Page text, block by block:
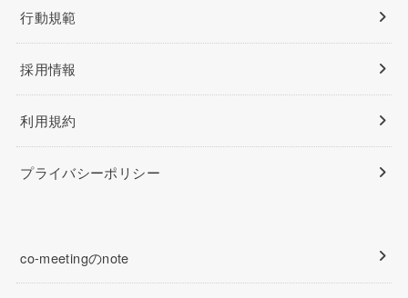
行動規範
採用情報
利用規約
プライバシーポリシー
co-meetingのnote